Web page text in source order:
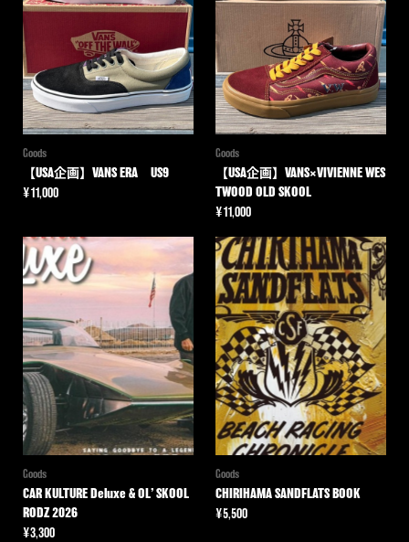
Goods
【USA企画】VANS ERA US9
¥11,000
Goods
【USA企画】VANS×VIVIENNE WES
TWOOD OLD SKOOL
¥11,000
Goods
CAR KULTURE Deluxe & OL’ SKOOL
RODZ 2026
¥3,300
Goods
CHIRIHAMA SANDFLATS BOOK
¥5,500